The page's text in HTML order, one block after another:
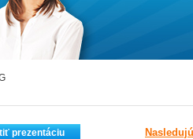
prezentáciu